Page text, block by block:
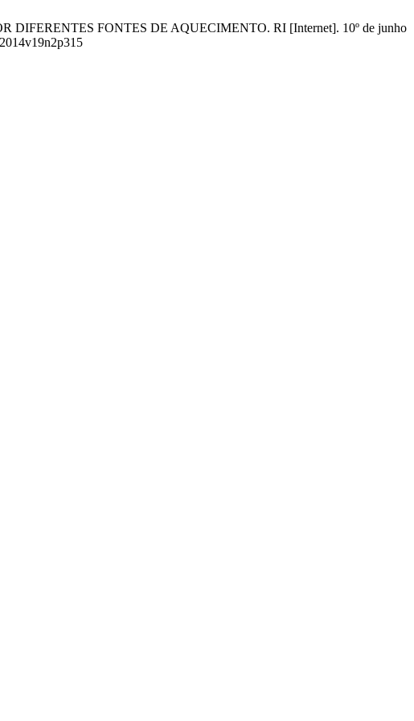
DIFERENTES FONTES DE AQUECIMENTO. RI [Internet]. 10º de junho